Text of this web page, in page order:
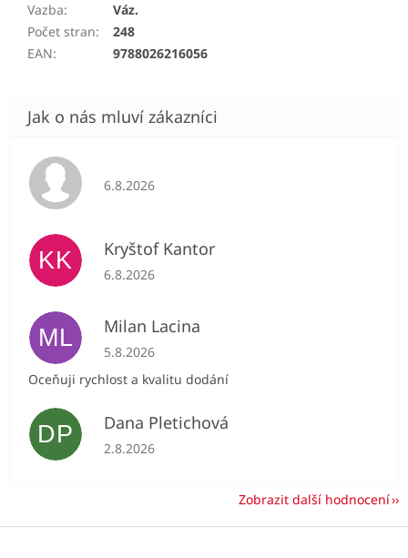
Vazba:
Váz.
Počet stran:
248
EAN: 9788026216056
Hodnocení obchodu je 5 z 5 hvězdiček.
6.8.2026
KK Kryštof Kantor
Hodnocení obchodu je 5 z 5 hvězdiček.
6.8.2026
ML Milan Lacina
Hodnocení obchodu je 5 z 5 hvězdiček.
5.8.2026
Oceňuji rychlost a kvalitu dodání
DP Dana Pletichová
Hodnocení obchodu je 5 z 5 hvězdiček.
2.8.2026
Zobrazit další hodnocení
Z